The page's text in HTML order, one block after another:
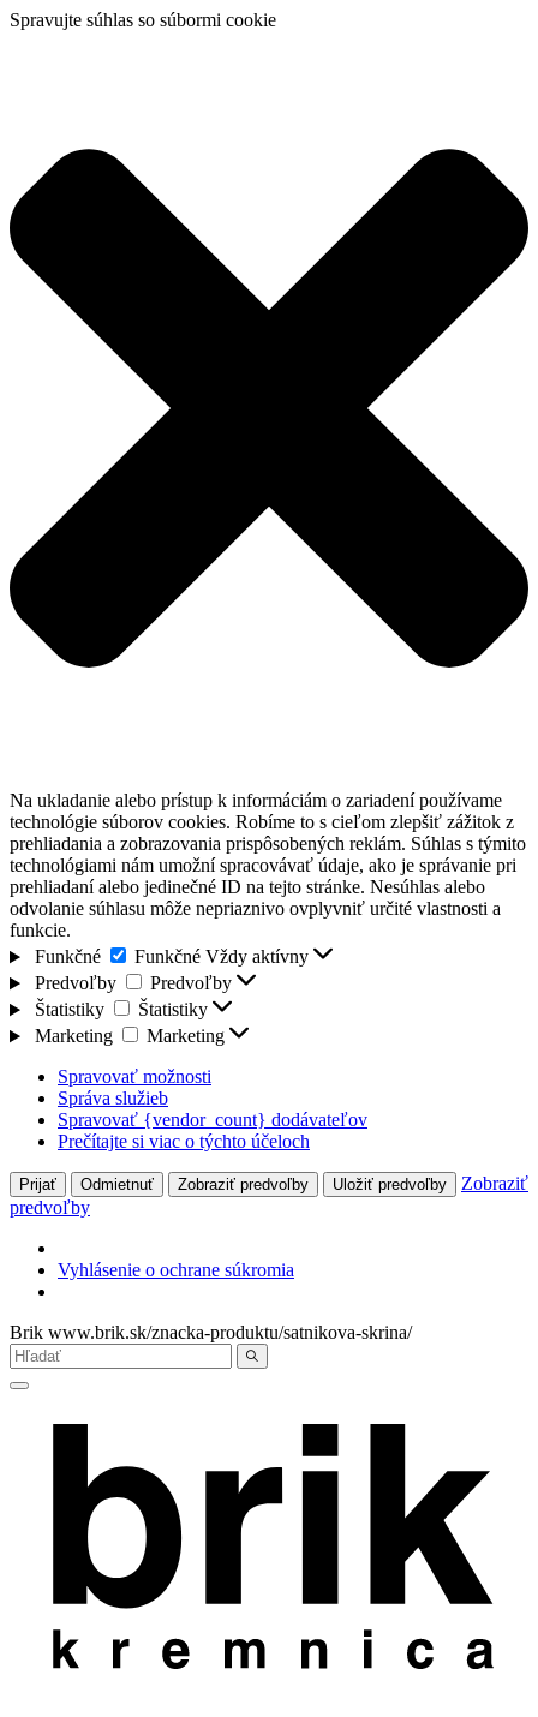
Spravujte súhlas so súbormi cookie
Na ukladanie alebo prístup k informáciám o zariadení používame
technológie súborov cookies. Robíme to s cieľom zlepšiť zážitok z
prehliadania a zobrazovania prispôsobených reklám. Súhlas s týmito
technológiami nám umožní spracovávať údaje, ako je správanie pri
prehliadaní alebo jedinečné ID na tejto stránke. Nesúhlas alebo
odvolanie súhlasu môže nepriaznivo ovplyvniť určité vlastnosti a
funkcie.
Funkčné
Funkčné Vždy aktívny
Predvoľby
Predvoľby
Štatistiky
Štatistiky
Marketing
Marketing
Spravovať možnosti
Správa služieb
Spravovať {vendor_count} dodávateľov
Prečítajte si viac o týchto účeloch
Prijať Odmietnuť Zobraziť predvoľby Uložiť predvoľby
Zobraziť
predvoľby
Vyhlásenie o ochrane súkromia
Hore
Brik www.brik.sk/znacka-produktu/satnikova-skrina/
Zatvoriť
Hľadať: Hľadať
Menu